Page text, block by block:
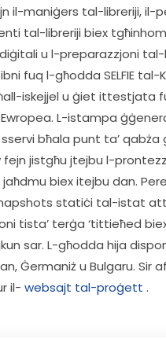
il-maniġers tal-libreriji, il-
tal-libreriji biex
u l-preparazzjoni
fuq l-għodda SELFIE tal-
iskejjel u ġiet ittestjata
Ewropea. L-istampa
bħala punt ta’ qabża
fejn jistgħu jtejbu l-
biex itejbu dan.
statiċi tal-istat
tista’ terġa ‘tittieħed
sar. L-għodda hija
Ġermaniż u Bulgaru. Sir
il- websajt tal-proġett .